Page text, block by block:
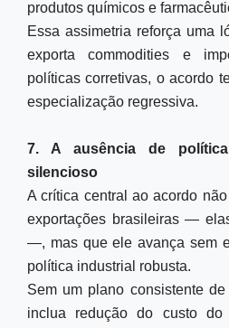
produtos químicos e
Essa assimetria reforça uma
exporta commodities e
políticas corretivas, o acordo
especialização regressiva.
7. A ausência de
silencioso
A crítica central ao acordo
exportações brasileiras —
—, mas que ele avança sem
política industrial robusta.
Sem um plano consistente
inclua redução do custo do